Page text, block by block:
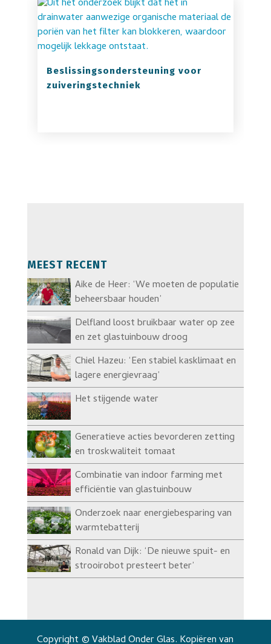
Beslissingsondersteuning voor
zuiveringstechniek
MEEST RECENT
Aike de Heer: ‘We moeten de populatie
beheersbaar houden’
Delfland loost bruikbaar water op zee
en zet glastuinbouw droog
Chiel Hazeu: ‘Een stabiel kasklimaat en
lagere energievraag’
Het stijgende water
Generatieve acties bevorderen zetting
en troskwaliteit tomaat
Combinatie van indoor farming met
efficiëntie van glastuinbouw
Onderzoek naar energiebesparing van
warmtebatterij
Ronald van Dijk: ‘De nieuwe spuit- en
strooirobot presteert beter’
Copyright © Vakblad Onder Glas. Kopiëren van